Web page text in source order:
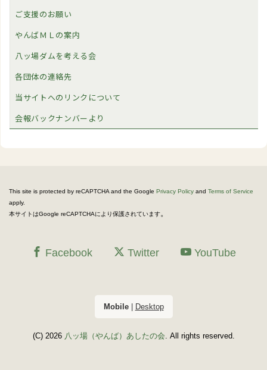
ご支援のお願い
やんばＭＬの案内
八ッ場ダムを考える会
各団体の連絡先
当サイトへのリンクについて
会報バックナンバーより
This site is protected by reCAPTCHA and the Google Privacy Policy and Terms of Service
apply.
本サイトはGoogle reCAPTCHAにより保護されています。
Facebook Twitter YouTube
Mobile| Desktop
(C) 2026 八ッ場（やんば）あしたの会 . All rights reserved.